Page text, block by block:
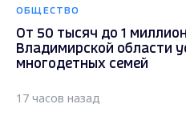
ОБЩЕСТВО
От 50 тысяч до 1
Владимирской области
многодетных семей
17 часов назад